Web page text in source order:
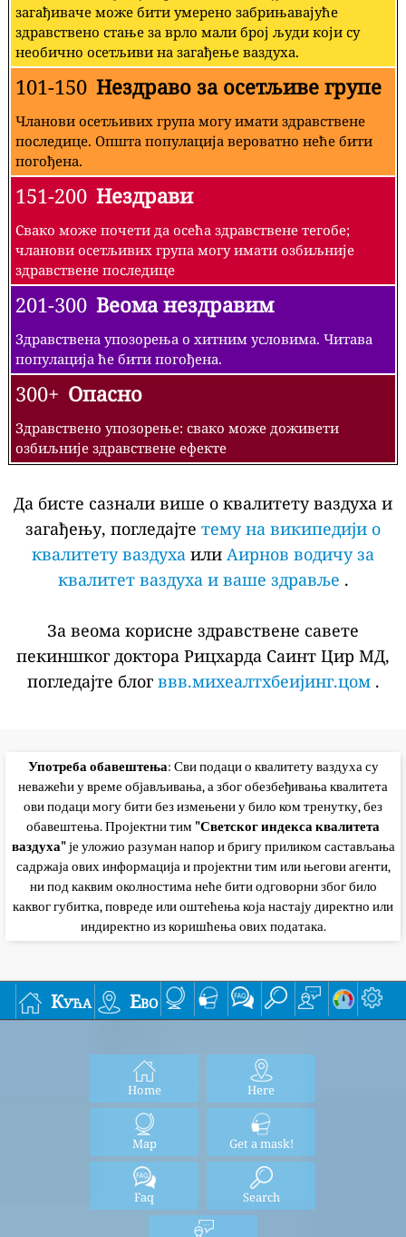
загађиваче може бити умерено забрињавајуће
здравствено стање за врло мали број људи који су
необично осетљиви на загађење ваздуха.
101-150 Нездраво за осетљиве групе
Чланови осетљивих група могу имати здравствене
последице. Општа популација вероватно неће бити
погођена.
151-200 Нездрави
Свако може почети да осећа здравствене тегобе;
чланови осетљивих група могу имати озбиљније
здравствене последице
201-300 Веома нездравим
Здравствена упозорења о хитним условима. Читава
популација ће бити погођена.
300+ Опасно
Здравствено упозорење: свако може доживети
озбиљније здравствене ефекте
Да бисте сазнали више о квалитету ваздуха и
загађењу, погледајте тему на википедији о
квалитету ваздуха или Аирнов водичу за
квалитет ваздуха и ваше здравље .
За веома корисне здравствене савете
пекиншког доктора Рицхарда Саинт Цир МД,
погледајте блог ввв.михеалтхбеијинг.цом.
Употреба обавештења: Сви подаци о квалитету ваздуха су
неважећи у време објављивања, а због обезбеђивања квалитета
ови подаци могу бити без измењени у било ком тренутку, без
обавештења. Пројектни тим "Светског индекса квалитета
ваздуха"је уложио разуман напор и бригу приликом састављања
садржаја ових информација и пројектни тим или његови агенти,
ни под каквим околностима неће бити одговорни због било
каквог губитка, повреде или оштећења која настају директно или
индиректно из коришћења ових података.
Кућа Ево
Home Here
Map Get a mask!
Faq Search